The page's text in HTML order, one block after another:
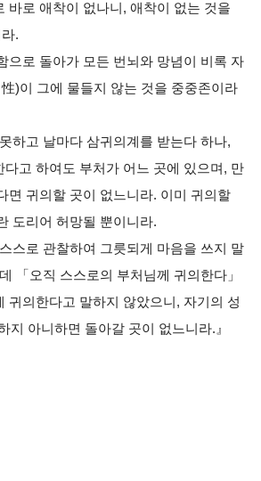
바로 애착이 없나니, 애착이 없는 것을
.
으로 돌아가 모든 번뇌와 망념이 비록 자
)이 그에 물들지 않는 것을 중중존이라
하고 날마다 삼귀의계를 받는다 하나,
다고 하여도 부처가 어느 곳에 있으며, 만
면 귀의할 곳이 없느니라. 이미 귀의할
도리어 허망될 뿐이니라.
스로 관찰하여 그릇되게 마음을 쓰지 말
「오직 스스로의 부처님께 귀의한다」
귀의한다고 말하지 않았으니, 자기의 성
지 아니하면 돌아갈 곳이 없느니라.』